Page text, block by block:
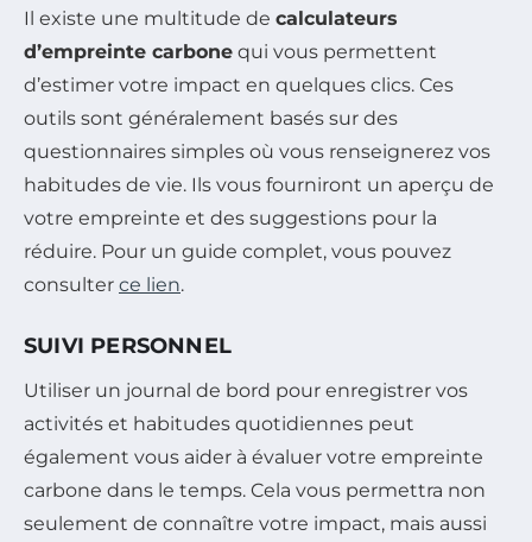
Il existe une multitude de calculateurs
d’empreinte carbone qui vous permettent
d’estimer votre impact en quelques clics. Ces
outils sont généralement basés sur des
questionnaires simples où vous renseignerez vos
habitudes de vie. Ils vous fourniront un aperçu de
votre empreinte et des suggestions pour la
réduire. Pour un guide complet, vous pouvez
consulter ce lien.
SUIVI PERSONNEL
Utiliser un journal de bord pour enregistrer vos
activités et habitudes quotidiennes peut
également vous aider à évaluer votre empreinte
carbone dans le temps. Cela vous permettra non
seulement de connaître votre impact, mais aussi